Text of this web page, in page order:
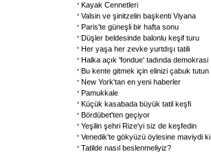
Kayak Cennetleri
Valsin ve şinitzelin başkenti Viyana
Paris'te güneşli bir hafta sonu
Düşler beldesinde balonlu keşif turu
Her yaşa her zevke yurtdışı tatili
Halka açık 'fondue' tadında demokrasi
Bu kente gitmek için elinizi çabuk tutun
New York'tan en yeni haberler
Pamukkale
Küçük kasabada büyük tatil keşfi
Bördübet'ten geçiyor
Yeşilin şehri Rize'yi siz de keşfedin
Venedik'te gökyüzü öylesine maviydi ki
Tatilde nasıl beslenmeliyiz?